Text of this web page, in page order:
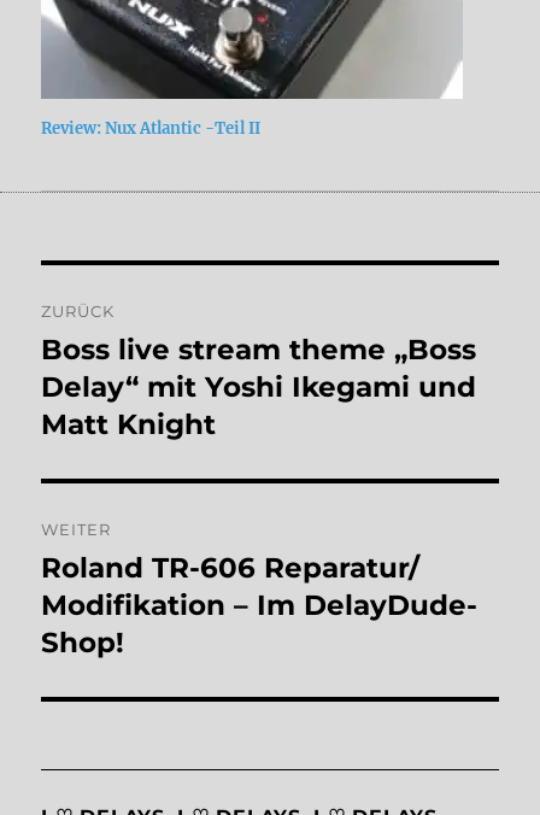
Review: Nux Atlantic -Teil II
ZURÜCK
Vorheriger
Beitrag:
Boss live stream theme „Boss
Delay“ mit Yoshi Ikegami und
Matt Knight
WEITER
Nächster
Beitrag:
Roland TR-606 Reparatur/
Modifikation – Im DelayDude-
Shop!